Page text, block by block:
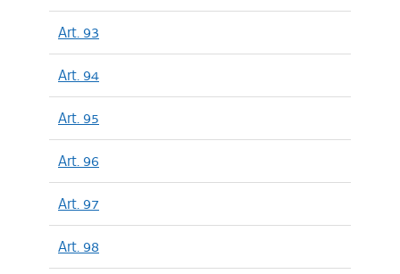
Art. 93
Art. 94
Art. 95
Art. 96
Art. 97
Art. 98